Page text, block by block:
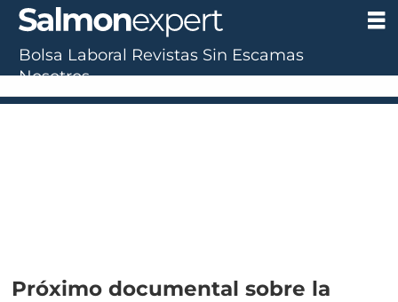
Próximo documental sobre la
Bolsa Laboral Revistas Sin Escamas
Nosotros